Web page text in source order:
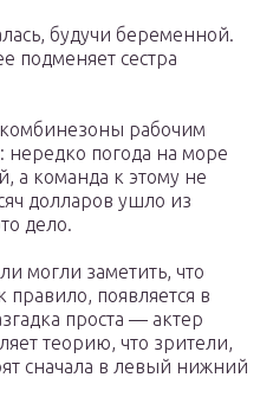
будучи беременной.
подменяет сестра
рабочим
погода на море
а команда к этому не
долларов ушло из
дело.
могли заметить, что
правило, появляется в
проста — актер
теорию, что зрители,
сначала в левый нижний